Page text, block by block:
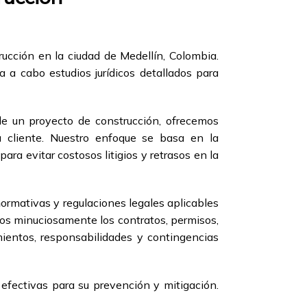
en la ciudad de Medellín, Colombia.
a cabo estudios jurídicos detallados para
un proyecto de construcción, ofrecemos
cliente. Nuestro enfoque se basa en la
evitar costosos litigios y retrasos en la
y regulaciones legales aplicables
minuciosamente los contratos, permisos,
responsabilidades y contingencias
para su prevención y mitigación.